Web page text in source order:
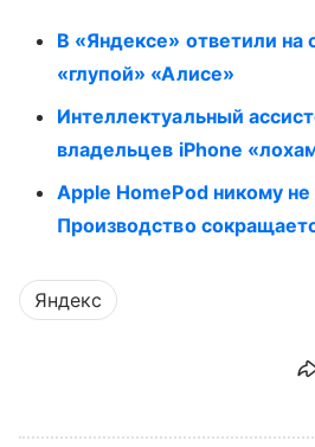
В «Яндексе» ответили на
«глупой» «Алисе»
Интеллектуальный
владельцев iPhone
Apple HomePod никому
Производство
Яндекс